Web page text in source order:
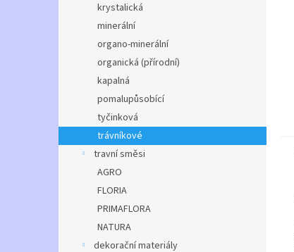
krystalická
minerální
organo-minerální
organická (přírodní)
kapalná
pomalupůsobící
tyčinková
trávníkové
travní směsi
AGRO
FLORIA
PRIMAFLORA
NATURA
dekorační materiály